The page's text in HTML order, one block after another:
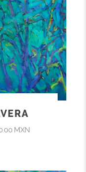
MXN